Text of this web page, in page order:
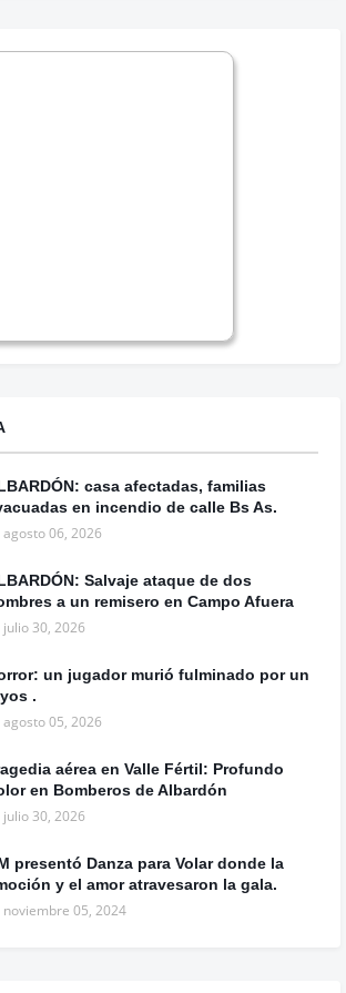
casa afectadas, familias
en incendio de calle Bs As.
agosto 06, 2026
Salvaje ataque de dos
a un remisero en Campo Afuera
julio 30, 2026
un jugador murió fulminado por un
.
agosto 05, 2026
aérea en Valle Fértil: Profundo
en Bomberos de Albardón
julio 30, 2026
presentó Danza para Volar donde la
y el amor atravesaron la gala.
noviembre 05, 2024